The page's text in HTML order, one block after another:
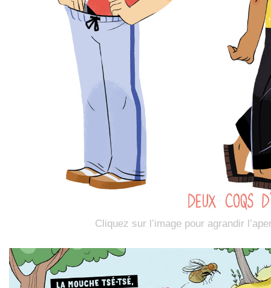
Cliquez sur l’image pour agrandir